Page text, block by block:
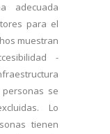
adecuada
para el
muestran
-
se
Lo
tienen